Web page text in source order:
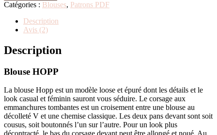
Catégories : Blouses, Patrons PDF
Description
Avis (2)
Description
Blouse HOPP
La blouse Hopp est un modèle loose et épuré dont les détails et le
look casual et féminin sauront vous séduire. Le corsage aux
emmanchures tombantes est un croisement entre une blouse au
décolleté V et une chemise classique. Les deux pans devant sont soit
cousus, soit boutonnés l’un sur l’autre. Pour un look plus